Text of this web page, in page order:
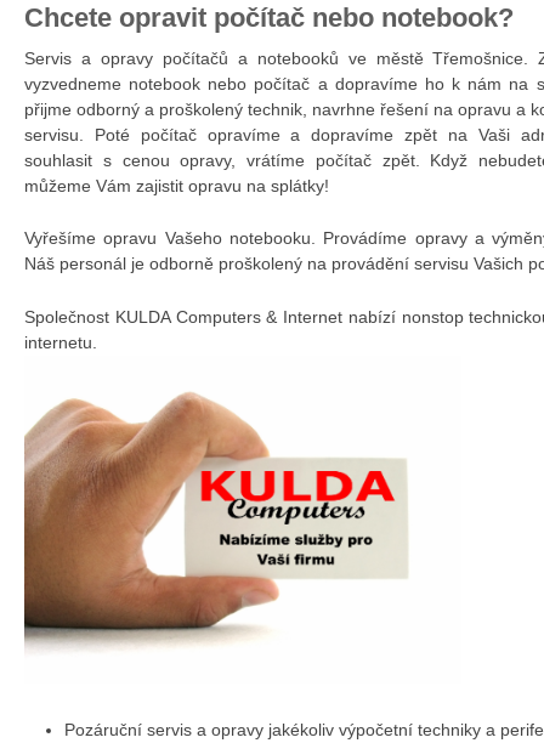
Chcete opravit počítač nebo notebook?
Servis a opravy počítačů a notebooků ve městě Třemošnice.
vyzvedneme notebook nebo počítač a dopravíme ho k nám na
přijme odborný a proškolený technik, navrhne řešení na opravu a
servisu. Poté počítač opravíme a dopravíme zpět na Vaši
souhlasit s cenou opravy, vrátíme počítač zpět. Když
můžeme Vám zajistit opravu na splátky!
Vyřešíme opravu Vašeho notebooku. Provádíme opravy a
Náš personál je odborně proškolený na provádění servisu Vašich
Společnost KULDA Computers & Internet nabízí nonstop
internetu.
Pozáruční servis a opravy jakékoliv výpočetní techniky a